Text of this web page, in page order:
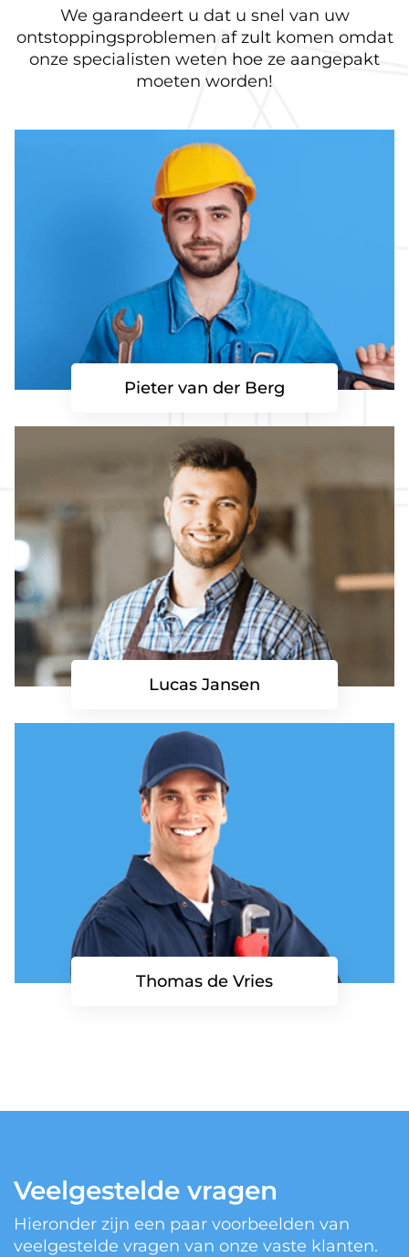
We garandeert u dat u snel van uw
ontstoppingsproblemen af zult komen omdat
onze specialisten weten hoe ze aangepakt
moeten worden!
Pieter van der Berg
Lucas Jansen
Thomas de Vries
Veelgestelde vragen
Hieronder zijn een paar voorbeelden van
veelgestelde vragen van onze vaste klanten.